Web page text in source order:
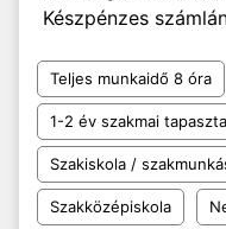
Készpénzes
Teljes munkaidő 8 óra
1-2 év szakmai
Szakiskola /
Szakközépiskola